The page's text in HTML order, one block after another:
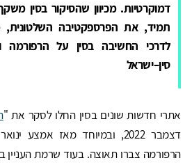
דמוקרטיות. מכיוון שהסיקור בסין
תמיד, את הפרספקטיבה
לדרכי החשיבה בסין על הרפורמה
סין–ישראל
אתרי חדשות שונים בסין החלו לסקר את "
דצמבר 2022, ובמיוחד מאז אמצע ינואר 2023, עת
הרפורמה צברו תאוצה. בעוד שרמת העניין